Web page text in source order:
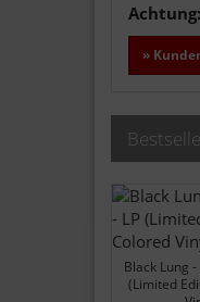
Achtung:
»
Black Lung
(Limited